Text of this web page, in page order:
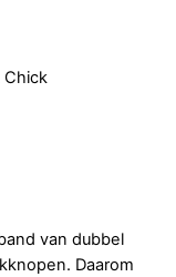
Chick
van dubbel
Daarom